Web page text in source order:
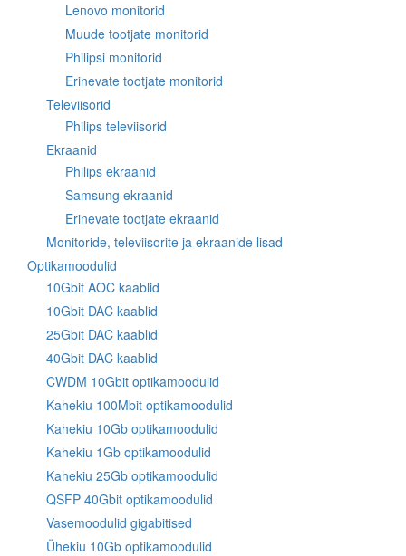
Lenovo monitorid
Muude tootjate monitorid
Philipsi monitorid
Erinevate tootjate monitorid
Televiisorid
Philips televiisorid
Ekraanid
Philips ekraanid
Samsung ekraanid
Erinevate tootjate ekraanid
Monitoride, televiisorite ja ekraanide lisad
Optikamoodulid
10Gbit AOC kaablid
10Gbit DAC kaablid
25Gbit DAC kaablid
40Gbit DAC kaablid
CWDM 10Gbit optikamoodulid
Kahekiu 100Mbit optikamoodulid
Kahekiu 10Gb optikamoodulid
Kahekiu 1Gb optikamoodulid
Kahekiu 25Gb optikamoodulid
QSFP 40Gbit optikamoodulid
Vasemoodulid gigabitised
Ühekiu 10Gb optikamoodulid